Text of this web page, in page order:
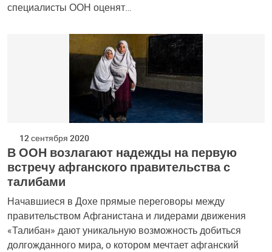
специалисты ООН оценят…
12 сентября 2020
В ООН возлагают надежды на первую
встречу афганского правительства с
талибами
Начавшиеся в Дохе прямые переговоры между
правительством Афганистана и лидерами движения
«Талибан» дают уникальную возможность добиться
долгожданного мира, о котором мечтает афганский